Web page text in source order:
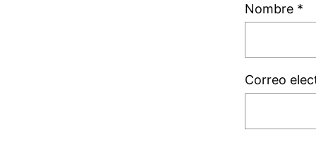
Nombre *
Correo